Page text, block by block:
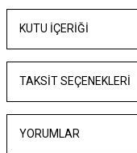
KUTU İÇERİĞİ
TAKSIT SEÇENEKLERI
YORUMLAR